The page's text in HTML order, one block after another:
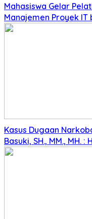
Mahasiswa Gelar
Manajemen Proyek IT
Kasus Dugaan
Basuki, SH., MM., MH.